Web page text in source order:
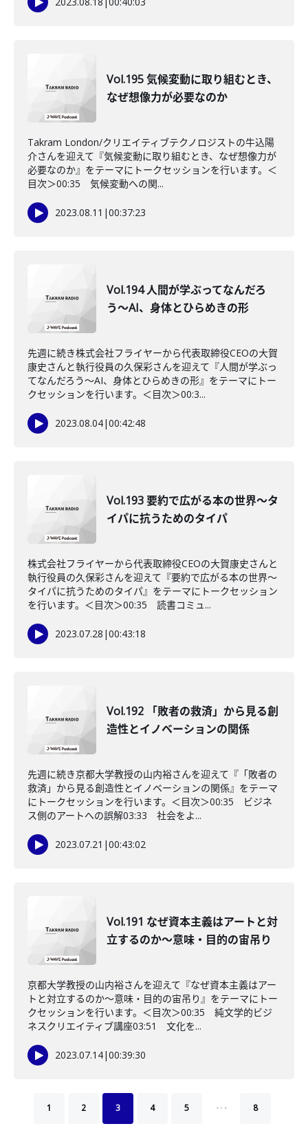
Vol.195 気候変動に取り組むとき、
なぜ想像力が必要なのか
Takram London/クリエイティブテクノロジストの牛込陽
介さんを迎えて『気候変動に取り組むとき、なぜ想像力が
必要なのか』をテーマにトークセッションを行います。＜
目次＞00:35 気候変動への関...
2023.08.11 |00:37:23
Vol.194 人間が学ぶってなんだろ
う〜AI、身体とひらめきの形
先週に続き株式会社フライヤーから代表取締役CEOの大賀
康史さんと執行役員の久保彩さんを迎えて『人間が学ぶっ
てなんだろう〜AI、身体とひらめきの形』をテーマにトー
クセッションを行います。＜目次＞00:3...
2023.08.04|00:42:48
Vol.193 要約で広がる本の世界〜タ
イパに抗うためのタイパ
株式会社フライヤーから代表取締役CEOの大賀康史さんと
執行役員の久保彩さんを迎えて『要約で広がる本の世界〜
タイパに抗うためのタイパ』をテーマにトークセッション
を行います。＜目次＞00:35 読書コミュ...
2023.07.28 |00:43:18
Vol.192 「敗者の救済」から見る創
造性とイノベーションの関係
先週に続き京都大学教授の山内裕さんを迎えて『「敗者の
救済」から見る創造性とイノベーションの関係』をテーマ
にトークセッションを行います。＜目次＞00:35 ビジネ
ス側のアートへの誤解03:33 社会をよ...
2023.07.21 |00:43:02
Vol.191 なぜ資本主義はアートと対
立するのか〜意味・目的の宙吊り
京都大学教授の山内裕さんを迎えて『なぜ資本主義はアー
トと対立するのか〜意味・目的の宙吊り』をテーマにトー
クセッションを行います。＜目次＞00:35 純文学的ビジ
ネスクリエイティブ講座03:51 文化を...
2023.07.14|00:39:30
1 2 3 4 5 … 8